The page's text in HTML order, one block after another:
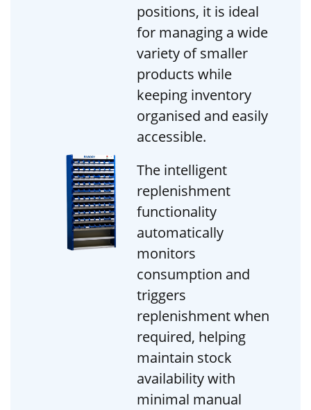
positions, it is ideal
for managing a wide
variety of smaller
products while
keeping inventory
organised and easily
accessible.
The intelligent
replenishment
functionality
automatically
monitors
consumption and
triggers
replenishment when
required, helping
maintain stock
availability with
minimal manual